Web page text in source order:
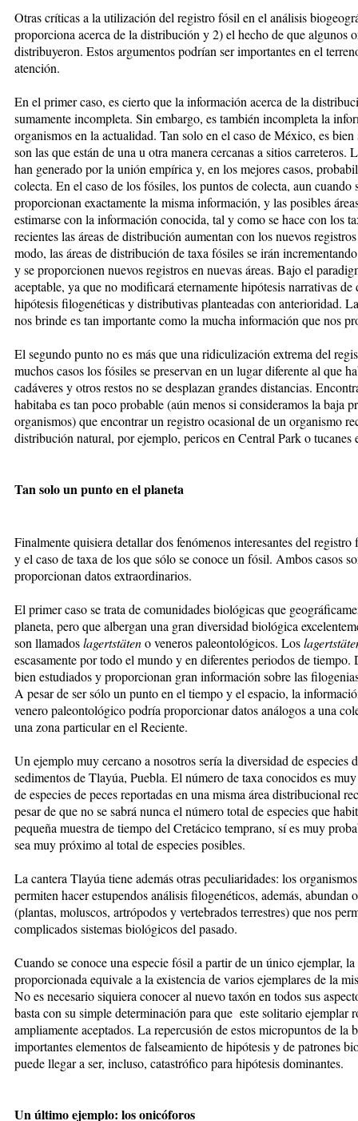
Otras críticas a la utilización del registro fósil en el análisis
proporciona acerca de la distribución y 2) el hecho de que algunos
distribuyeron. Estos argumentos podrían ser importantes en el
atención.
En el primer caso, es cierto que la información acerca de la
sumamente incompleta. Sin embargo, es también incom­pleta la
organismos en la actualidad. Tan solo en el caso de México, es
son las que están de una u otra manera cercanas a sitios
han generado por la unión empírica y, en los mejores casos,
colecta. En el caso de los fósiles, los puntos de colecta, aun cuando
proporcionan exactamente la misma información, y las posibles
estimarse con la información conocida, tal y como se hace con los
recientes las áreas de distribución aumentan con los nuevos
modo, las áreas de distribución de taxa fósiles se irán
y se proporcionen nuevos registros en nuevas áreas. Bajo el
aceptable, ya que no modificará eternamente hipótesis narrativas
hipótesis filogenéticas y distributivas planteadas con anterioridad.
nos brinde es tan importante como la mucha información que nos
El segundo punto no es más que una ridiculización extrema del
muchos casos los fósiles se preservan en un lugar diferente al que
cadáveres y otros restos no se desplazan grandes distancias.
habitaba es tan poco probable (aún menos si consideramos la baja
organismos) que encontrar un registro ocasional de un organismo
distribución natural, por ejemplo, pericos en Central Park o tucanes
Tan solo un punto en el planeta
Finalmente quisiera detallar dos fenómenos interesantes del
y el caso de taxa de los que sólo se conoce un fósil. Ambos casos
proporcionan datos extraordinarios.
El primer caso se trata de comunidades biológicas que
planeta, pero que albergan una gran diversidad biológica
son llamadoslagertstäteno veneros paleontológicos. Los
escasamente por todo el mundo y en diferentes periodos de
bien estudiados y proporcionan gran información sobre las
A pesar de ser sólo un punto en el tiempo y el espacio, la
venero paleontológico podría proporcionar datos análogos a una
una zona particular en el Reciente.
Un ejemplo muy cercano a nosotros sería la diversidad de especies
sedimentos de Tlayúa, Puebla. El número de taxa conocidos es
de especies de peces reportadas en una misma área distribucional
pesar de que no se sabrá nunca el número total de especies que
pequeña muestra de tiempo del Cretácico temprano, sí es muy
sea muy próximo al total de especies posibles.
La cantera Tlayúa tiene además otras peculiaridades: los
permiten hacer estupendos análisis filogenéticos, además,
(plantas, moluscos, artrópodos y vertebrados terrestres) que nos
complicados sistemas biológicos del pasado.
Cuando se conoce una especie fósil a partir de un único ejemplar,
proporcionada equivale a la existencia de varios ejemplares de la
No es necesario siquiera conocer al nuevo taxón en todos sus
basta con su simple determinación para que este solitario ejemplar
ampliamente aceptados. La repercusión de estos micropuntos de la
importantes elementos de falseamiento de hipótesis y de patrones
puede llegar a ser, incluso, catastrófico para hipótesis dominantes.
Un último ejemplo: los onicóforos